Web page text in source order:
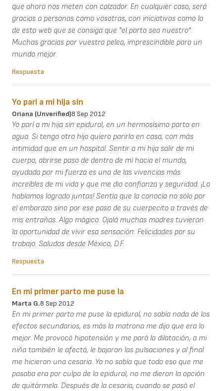
que ahora nos meten con calzador. En cualquier caso, será
gracias a personas como vosotras, con iniciativas como la
de esta web que se consiga que "el parto sea nuestro".
Muchas gracias por vuestra pelea, imprescindible para un
mundo mejor.
Respuesta
Yo parí a mi hija sin
Oriana (unverified)8 Sep 2012
Yo parí a mi hija sin epidural, en un hermosísimo parto en
agua. Si tengo otro hijo quiero parirlo en casa, con más
intimidad que en un hospital. Sentir a mi hija salir de mi
cuerpo, abrirse paso de dentro de mí hacia el mundo,
ayudada por mi fuerza es una de las vivencias más
increíbles de mi vida y que me dio confianza y seguridad. ¡Lo
habíamos logrado juntas! Sentía que la conocía no sólo por
el embarazo sino por ese paso de su cuerpecito a través de
mis entrañas. Algo mágico. Ojalá muchas madres tuvieran
la oportunidad de vivir esa sensación. Felicidades por su
trabajo. Saludos desde México, D.F.
Respuesta
En mi primer parto me puse la
Marta G.8 Sep 2012
En mi primer parto me puse la epidural, no sabía nada de los
efectos secundarios, es más la matrona me dijo que era lo
mejor. Me provocó hipotensión y me paró la dilatación, a mi
niña también le afectó, le bajaron las pulsaciones y al final
me hicieron una cesaria. Yo no sabía que todo eso que me
pasaba era por culpa de la epidural, no me dieron la opción
de quitármela. Después de la cesaria, cuando se pasó el